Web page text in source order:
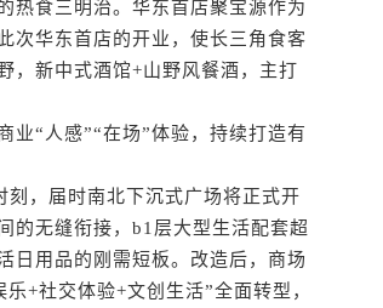
热食三明治。华东首店聚宝源作为
次华东首店的开业，使长三角食客
，新中式酒馆+山野风餐酒，主打
“人感”“在场”体验，持续打造有
，届时南北下沉式广场将正式开
的无缝衔接，b1层大型生活配套超
日用品的刚需短板。改造后，商场
+社交体验+文创生活”全面转型，